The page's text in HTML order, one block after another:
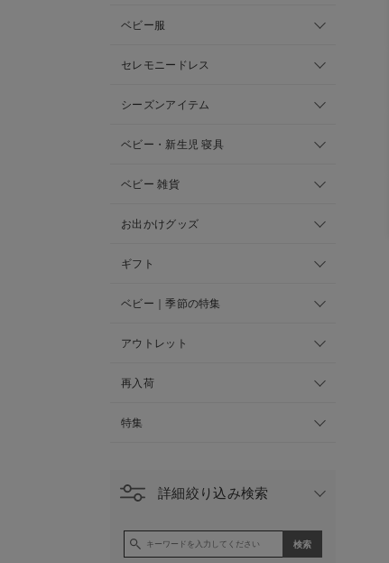
ベビー服
セレモニードレス
シーズンアイテム
ベビー・新生児 寝具
ベビー 雑貨
お出かけグッズ
ギフト
ベビー｜季節の特集
アウトレット
再入荷
特集
詳細絞り込み検索